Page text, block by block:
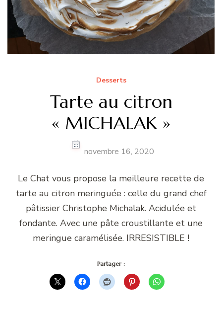
Desserts
Tarte au citron
« MICHALAK »
novembre 16, 2020
Le Chat vous propose la meilleure recette de
tarte au citron meringuée : celle du grand chef
pâtissier Christophe Michalak. Acidulée et
fondante. Avec une pâte croustillante et une
meringue caramélisée. IRRESISTIBLE !
Partager :